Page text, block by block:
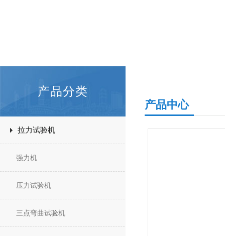
产品分类
拉力试验机
强力机
压力试验机
三点弯曲试验机
产品中心